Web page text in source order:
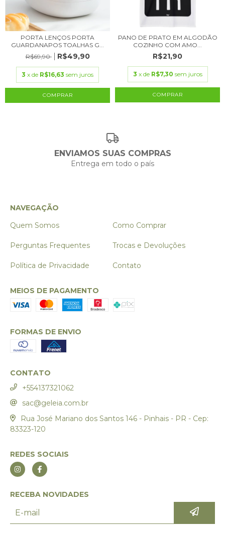
PORTA LENÇOS PORTA
GUARDANAPOS TOALHAS G...
R$69,90
R$49,90
3 x de R$16,63 sem juros
COMPRAR
PANO DE PRATO EM ALGODÃO
COZINHO COM AMO...
R$21,90
3 x de R$7,30 sem juros
ENVIAMOS SUAS COMPRAS
Entrega em todo o país
NAVEGAÇÃO
Quem Somos
Como Comprar
Perguntas Frequentes Trocas e Devoluções
Política de Privacidade Contato
MEIOS DE PAGAMENTO
FORMAS DE ENVIO
CONTATO
+554137321062
sac@geleia.com.br
Rua José Mariano dos Santos 146 - Pinhais - PR - Cep:
83323-120
REDES SOCIAIS
RECEBA NOVIDADES